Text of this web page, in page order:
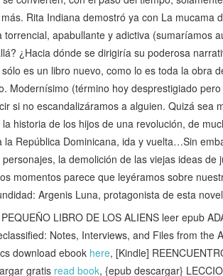
Rita Indiana demostró ya con La mucama
apabullante y adictiva (sumaríamos
¿Hacia dónde se dirigiría su poderosa
es un libro nuevo, como lo es toda la obra
Modernísimo (término hoy desprestigiado
si no escandalizáramos a alguien. Quizá sea
historia de los hijos de una revolución, de
República Dominicana, ida y vuelta…Sin
la demolición de las viejas ideas de
momentos parece que leyéramos sobre
Argenis Luna, protagonista de esta
LIBRO DE LOS ALIENS leer epub
Notes, Interviews, and Files from the
download ebook here, [Kindle]
gratis read book, {epub descargar}